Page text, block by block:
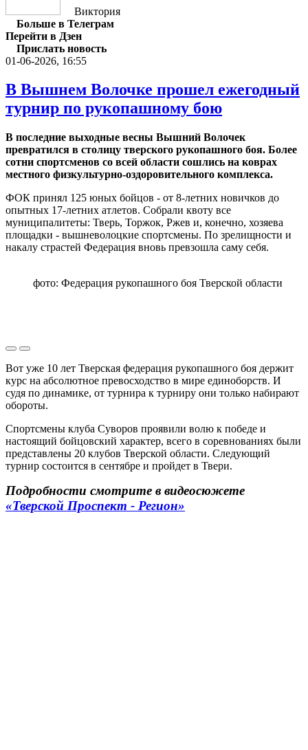
Виктория
Больше в Телеграм
Перейти в Дзен
Прислать новость
01-06-2026, 16:55
В Вышнем Волочке прошел ежегодный
турнир по рукопашному бою
В последние выходные весны Вышний Волочек
превратился в столицу тверского рукопашного боя. Более
сотни спортсменов со всей области сошлись на коврах
местного физкультурно-оздоровительного комплекса.
ФОК принял 125 юных бойцов - от 8-летних новичков до
опытных 17-летних атлетов. Собрали квоту все
муниципалитеты: Тверь, Торжок, Ржев и, конечно, хозяева
площадки - вышневолоцкие спортсмены. По зрелищности и
накалу страстей Федерация вновь превзошла саму себя.
фото: Федерация рукопашного боя Тверской области
Вот уже 10 лет Тверская федерация рукопашного боя держит
курс на абсолютное превосходство в мире единоборств. И
судя по динамике, от турнира к турниру они только набирают
обороты.
Спортсмены клуба Суворов проявили волю к победе и
настоящий бойцовский характер, всего в соревнованиях были
представлены 20 клубов Тверской области. Следующий
турнир состоится в сентябре и пройдет в Твери.
Подробности смотрите в видеосюжете
«Тверской Проспект - Регион»